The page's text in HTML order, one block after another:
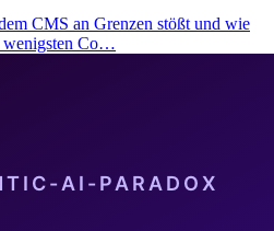
CMS an Grenzen stößt und wie
wenigsten Co…